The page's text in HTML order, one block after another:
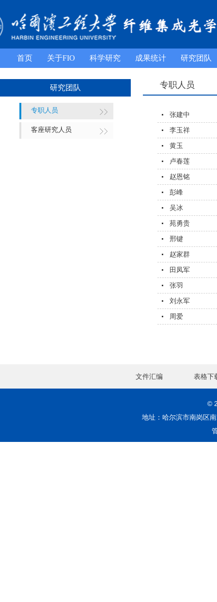
首页 关于FIO 科学研究 成果统计 研究团队
研究团队
专职人员
客座研究人员
专职人员
张建中
李玉祥
黄玉
卢春莲
赵恩铭
彭峰
吴冰
苑勇贵
邢键
赵家群
田凤军
张羽
刘永军
周爱
文件汇编 表格下
©
地址：哈尔滨市南岗区